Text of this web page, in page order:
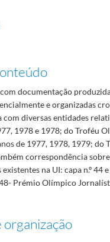
documentação
e organizadas
diversas entidades
1978 e 1978; do Troféu
de 1977, 1978, 1979; do
correspondência
existentes na UI: capa n.º
48- Prémio Olímpico
organização